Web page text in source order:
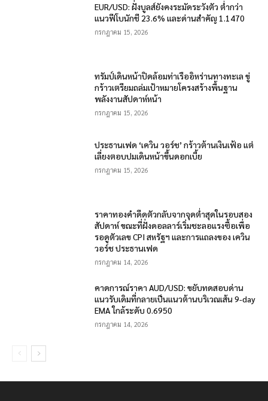
EUR/USD: ฝั่งบูลส์ยังคงระมัดระวังตัว ต่ำกว่า
แนวฟีโบนักชี 23.6% และด่านสำคัญ 1.1470
กรกฎาคม 15, 2026
ทรัมป์เดินหน้าปิดล้อมท่าเรืออิหร่านทางทะเล ขู่
กร้าวเตรียมถล่มเป้าหมายโครงสร้างพื้นฐาน
พลังงานสัปดาห์หน้า
กรกฎาคม 15, 2026
ประธานเฟด ‘เควิน วอร์ช’ กร้าวต้านเงินเฟ้อ แต่
เลี่ยงตอบปมเดินหน้าขึ้นดอกเบี้ย
กรกฎาคม 15, 2026
ราคาทองคำดีดตัวกลับจากจุดต่ำสุดในรอบสอง
สัปดาห์ ขณะที่ฝั่งดอลลาร์เริ่มชะลอแรงซื้อเพื่อ
รอดูตัวเลข CPI สหรัฐฯ และการแถลงของ เควิน
วอร์ช ประธานเฟด
กรกฎาคม 14, 2026
คาดการณ์ราคา AUD/USD: ขยับทดสอบด่าน
แนวรับเดิมที่กลายเป็นแนวต้านบริเวณเส้น 9-day
EMA ใกล้ระดับ 0.6950
กรกฎาคม 14, 2026